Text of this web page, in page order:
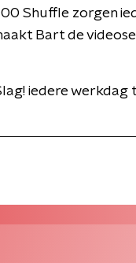
Shuffle zorgen
Bart de
iedere werkdag